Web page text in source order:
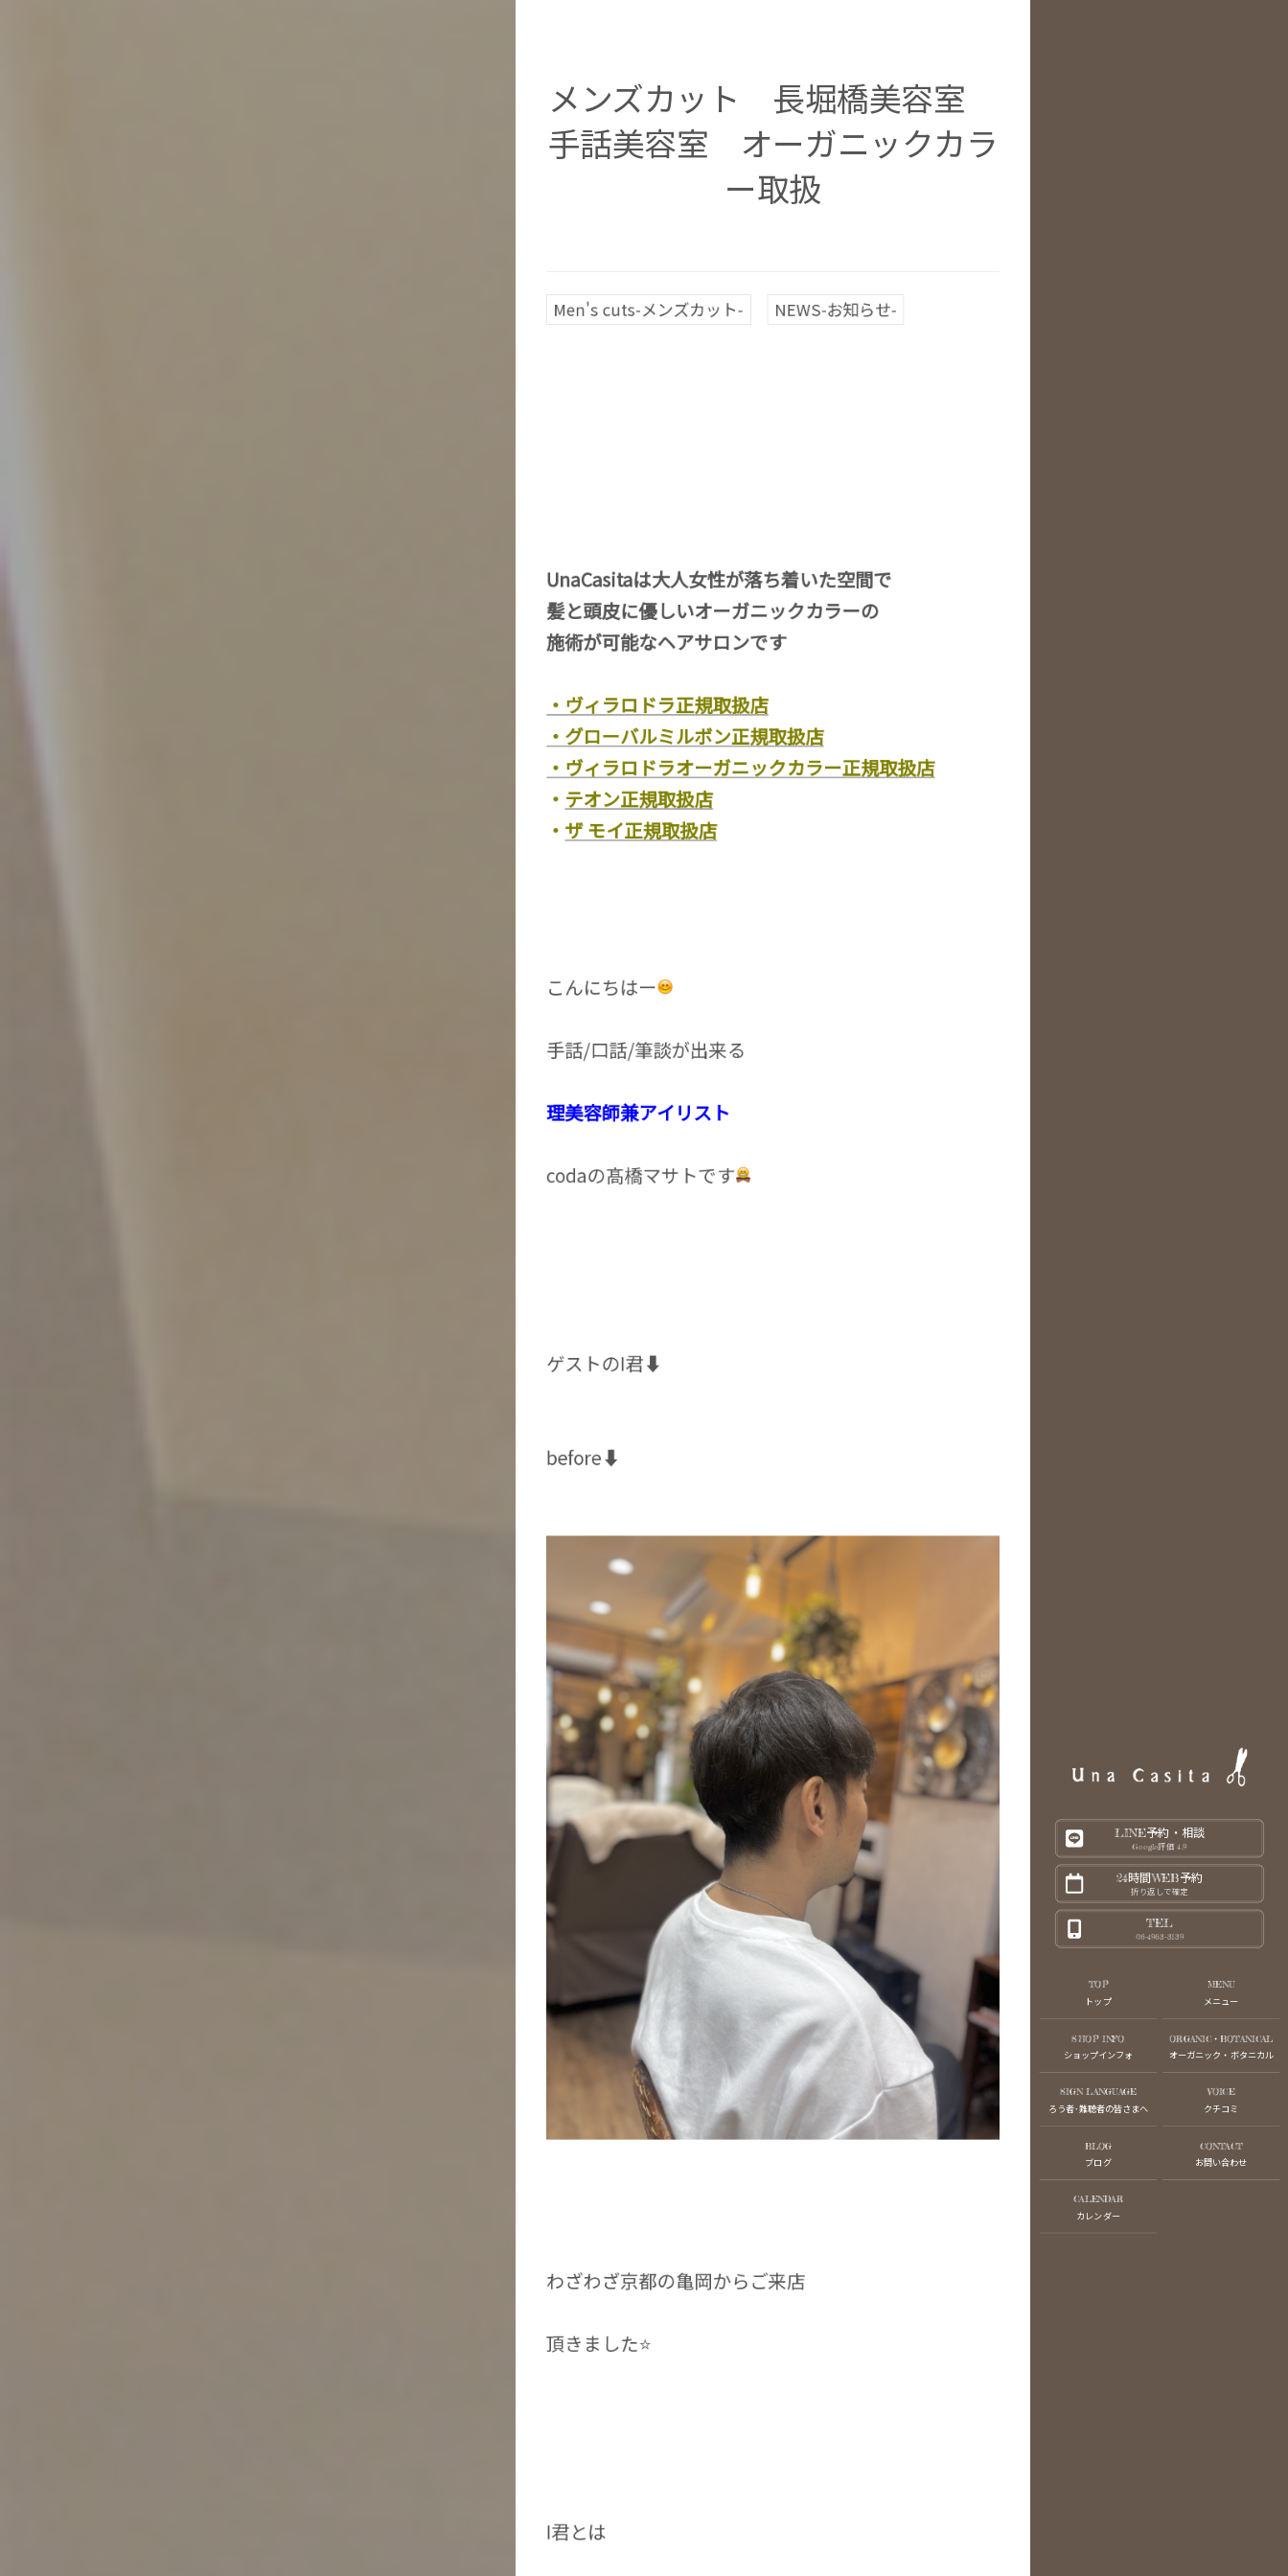
メンズカット 長堀橋美容室
手話美容室 オーガニックカラ
ー取扱
Men's cuts-メンズカット- NEWS-お知らせ-
UnaCasitaは大人女性が落ち着いた空間で
髪と頭皮に優しいオーガニックカラーの
施術が可能なヘアサロンです
・ヴィラロドラ正規取扱店
・グローバルミルボン正規取扱店
・ヴィラロドラオーガニックカラー正規取扱店
・ テオン正規取扱店
・ ザ モイ正規取扱店
こんにちはー
手話/口話/筆談が出来る
理美容師兼アイリスト
codaの髙橋マサトです
ゲストのI君⬇️
before⬇️
わざわざ京都の亀岡からご来店
頂きました⭐️
I君とは
LINE予約・相談
Google評価 4.9
24時間WEB予約
折り返しで確定
TEL
06-4963-3139
TOP
トップ
MENU
メニュー
SHOP INFO
ショップインフォ
ORGANIC・BOTANICAL
オーガニック・ボタニカル
SIGN LANGUAGE
ろう者･難聴者の皆さまへ
VOICE
クチコミ
BLOG
ブログ
CONTACT
お問い合わせ
CALENDAR
カレンダー